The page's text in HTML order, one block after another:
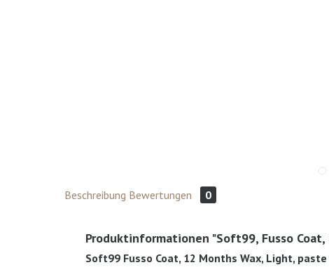
Beschreibung Bewertungen 0
Produktinformationen "Soft99, Fusso
Soft99 Fusso Coat, 12 Months Wax, Light,